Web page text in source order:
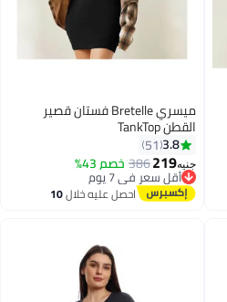
ميسري Bretelle فستان قصير
القطن TankTop
3.8
51
جنيه219
386 خصم 43%
أقل سعر في 7 يوم
توصيل مجاني
أقل سعر في 7 يوم
احصل عليه خلال10